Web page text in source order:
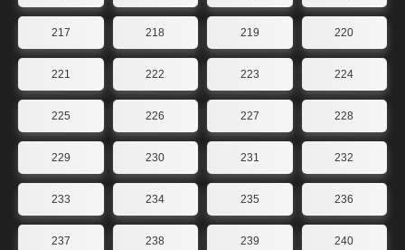
217 218 219 220
221 222 223 224
225 226 227 228
229 230 231 232
233 234 235 236
237 238 239 240